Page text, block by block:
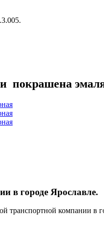
покрашена
в городе Ярославле.
транспортной компании в